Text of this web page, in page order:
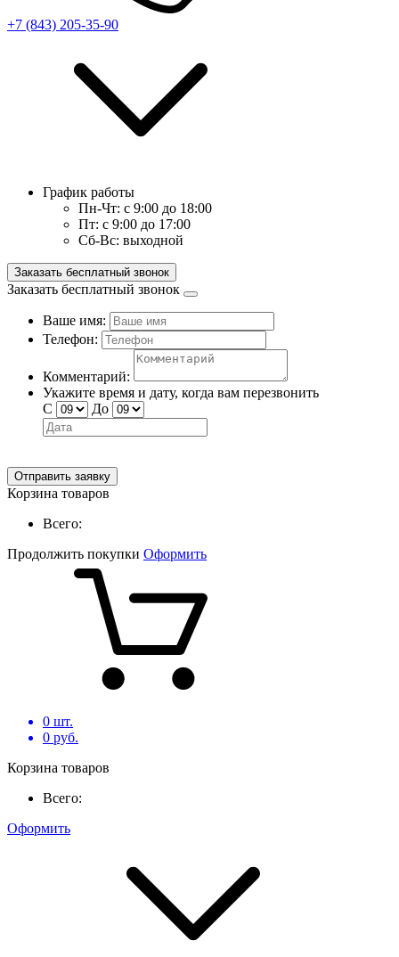
+7 (843) 205-35-90
График работы
Пн-Чт: с 9:00 до 18:00
Пт: с 9:00 до 17:00
Сб-Вс: выходной
Заказать бесплатный звонок
Заказать бесплатный звонок
Ваше имя:
Телефон:
Комментарий:
Укажите время и дату, когда вам перезвонить
С
До
Отправить заявку
Корзина товаров
Всего:
Продолжить покупки Оформить
0 шт.
0 руб.
Корзина товаров
Всего:
Оформить